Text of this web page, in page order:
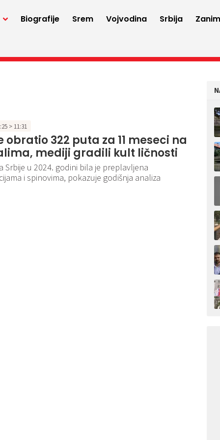
Biografije Srem Vojvodina Srbija
> 11:31
obratio 322 puta za 11 meseci na
mediji gradili kult ličnosti
Srbije u 2024. godini bila je preplavljena
i spinovima, pokazuje godišnja analiza